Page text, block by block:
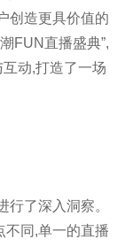
创造更具价值的
FUN直播盛典”,
动,打造了一场
了深入洞察。
不同,单一的直播